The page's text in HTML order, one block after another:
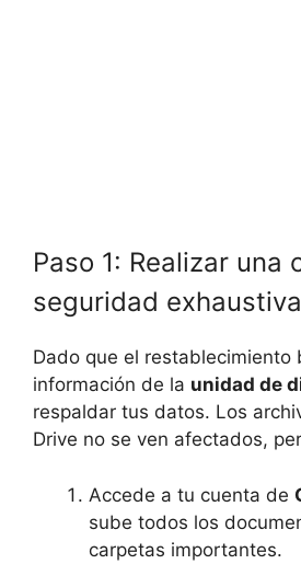
Paso 1: Realizar una
seguridad exhaustiva
Dado que el restablecimiento
información de la unidad de
respaldar tus datos. Los
Drive no se ven afectados,
Accede a tu cuenta de
sube todos los
carpetas importantes.